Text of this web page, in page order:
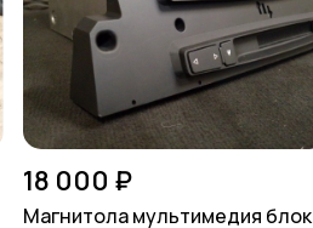
18 000 ₽
Магнитола мультимедия блок